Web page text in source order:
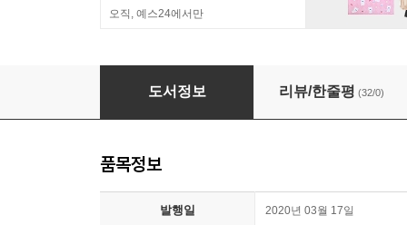
오직, 예스24에서만
바짓바람 아빠들이 온다
도서정보 리뷰/한줄평 (32/0)
품목정보
발행일 2020년 03월 17일